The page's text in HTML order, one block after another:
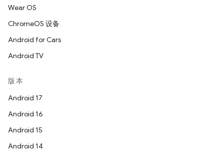
Wear OS
ChromeOS 设备
Android for Cars
Android TV
版本
Android 17
Android 16
Android 15
Android 14